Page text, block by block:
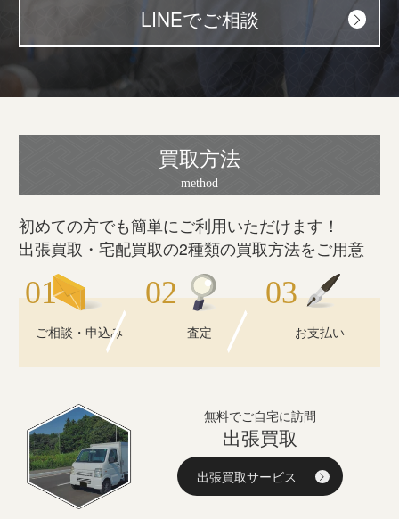
LINEでご相談
買取方法
初めての方でも簡単にご利用いただけます！
出張買取・宅配買取の2種類の買取方法をご用意
ご相談・申込み 査定 お支払い
無料でご自宅に訪問
出張買取
出張買取サービス